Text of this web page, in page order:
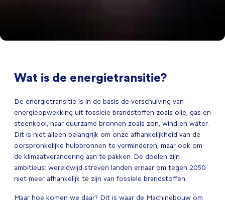
Wat is de energietransitie?
De energietransitie is in de basis de verschuiving van
energieopwekking uit fossiele brandstoffen zoals olie, gas en
steenkool, naar duurzame bronnen zoals zon, wind en water.
Dit is niet alleen belangrijk om onze afhankelijkheid van de
oorspronkelijke hulpbronnen te verminderen, maar ook om
de klimaatverandering aan te pakken. De doelen zijn
ambitieus: wereldwijd streven landen ernaar om tegen 2050
niet meer afhankelijk te zijn van fossiele brandstoffen.
Maar hoe komen we daar? Dit is waar de Machinebouw om